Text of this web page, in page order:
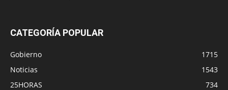
CATEGORÍA POPULAR
Gobierno
1715
Noticias
1543
25HORAS
734